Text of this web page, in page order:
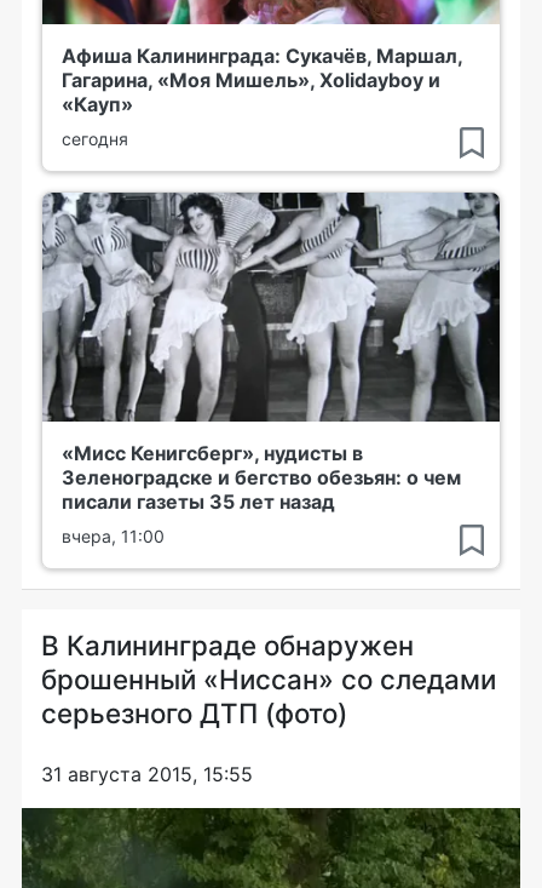
Афиша Калининграда: Сукачёв, Маршал,
Гагарина, «Моя Мишель», Xolidayboy и
«Кауп»
сегодня
«Мисс Кенигсберг», нудисты в
Зеленоградске и бегство обезьян: о чем
писали газеты 35 лет назад
вчера, 11:00
В Калининграде обнаружен
брошенный «Ниссан» со следами
серьезного ДТП (фото)
31 августа 2015, 15:55